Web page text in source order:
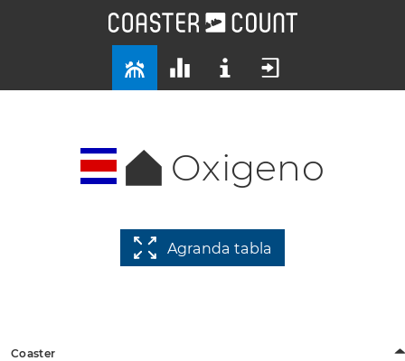
Oxigeno
Agranda tabla
Coaster